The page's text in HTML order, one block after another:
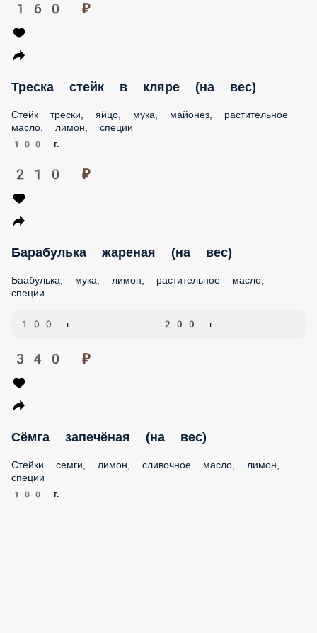
лимон, специи
100 г.
Баабулька, мука, лимон, растительное масло, специи
100 г.
340 ₽
Сёмга запечёная (на вес)
Стейки семги, лимон, сливочное масло, лимон, специи
420 ₽